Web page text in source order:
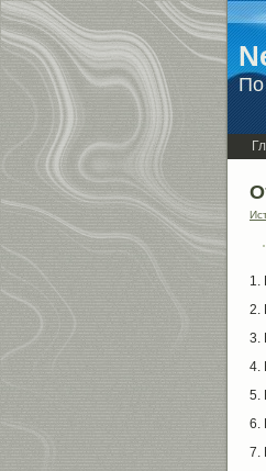
По
1.
2.
3.
4.
5.
6.
7.